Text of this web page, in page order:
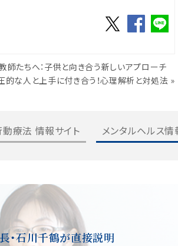
師たちへ：子供と向き合う新しいアプローチ
的な人と上手に付き合う！心理解析と対処法 »
療法 情報サイト メンタルヘルス
・石川千鶴が直接説明